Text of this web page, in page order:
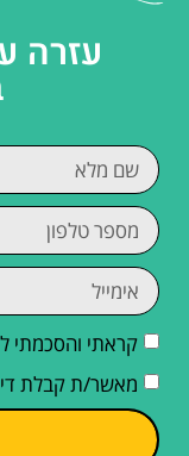
עזרה
קראתי והסכמתי ל
מאשר/ת קבלת